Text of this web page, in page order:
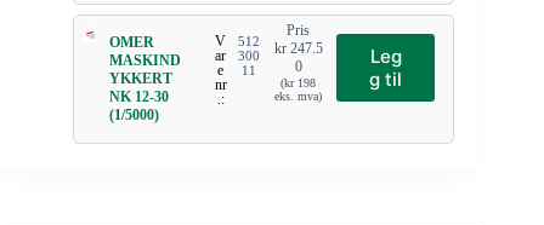
OMER
MASKIND
YKKERT
NK 12-30
(1/5000)
V
ar
e
nr
.:
512
300
11
Pris
kr247.5
0
(kr198
eks. mva)
Leg
g til